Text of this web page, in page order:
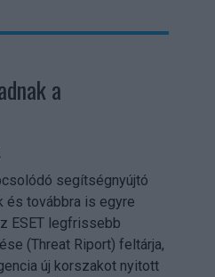
a
segítségnyújtó
és továbbra is egyre
ESET legfrissebb
(Threat Riport) feltárja,
új korszakot nyitott